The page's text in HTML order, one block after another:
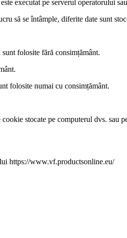
executat pe serverul operatorului
să se întâmple, diferite date sunt
folosite fără consimțământ.
folosite numai cu consimțământ.
stocate pe computerul dvs. sau
https://www.vf.productsonline.eu/